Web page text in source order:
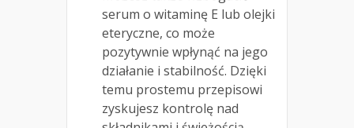
serum o witaminę E lub olejki
eteryczne, co może
pozytywnie wpłynąć na jego
działanie i stabilność. Dzięki
temu prostemu przepisowi
zyskujesz kontrolę nad